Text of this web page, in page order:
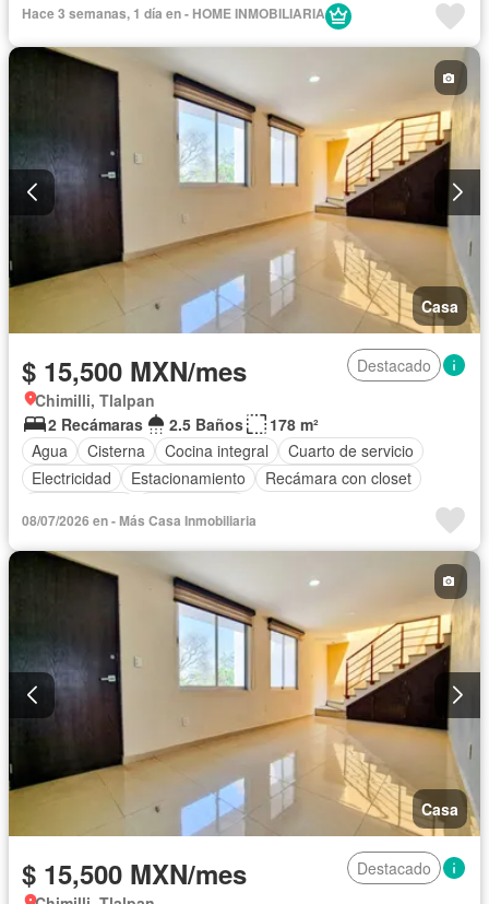
Hace 3 semanas, 1 día en - HOME INMOBILIARIA
Casa
$ 15,500 MXN/mes
Destacado
Chimilli, Tlalpan
2 Recámaras
2.5 Baños
178 m²
Agua
Cisterna Cocina integral
Cuarto de servicio
Electricidad
Estacionamiento
Recámara con closet
08/07/2026 en - Más Casa Inmobiliaria
Casa
$ 15,500 MXN/mes
Destacado